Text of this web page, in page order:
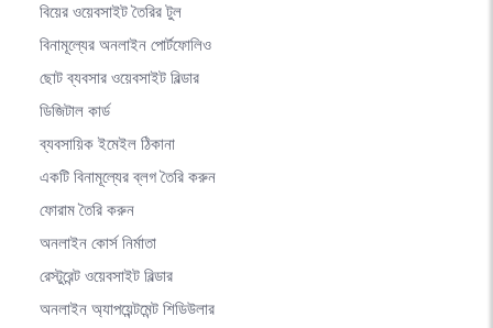
বিয়ের ওয়েবসাইট তৈরির টুল
বিনামূল্যের অনলাইন পোর্টফোলিও
ছোট ব্যবসার ওয়েবসাইট বিল্ডার
ডিজিটাল কার্ড
ব্যবসায়িক ইমেইল ঠিকানা
একটি বিনামূল্যের ব্লগ তৈরি করুন
ফোরাম তৈরি করুন
অনলাইন কোর্স নির্মাতা
রেস্টুরেন্ট ওয়েবসাইট বিল্ডার
অনলাইন অ্যাপয়েন্টমেন্ট শিডিউলার